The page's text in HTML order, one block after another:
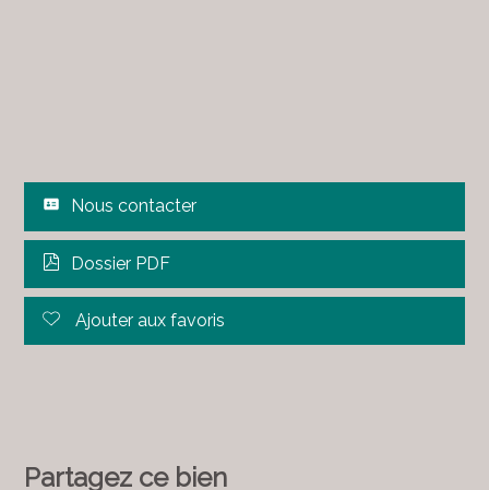
Nous contacter
Dossier PDF
Ajouter aux favoris
Partagez ce bien